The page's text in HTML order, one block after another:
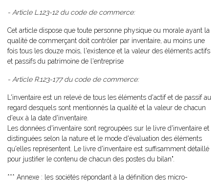
- Article L.123-12 du code de commerce:
Cet article dispose que toute personne physique ou morale ayant la
qualité de commerçant doit contrôler par inventaire, au moins une
fois tous les douze mois, l'existence et la valeur des éléments actifs
et passifs du patrimoine de l'entreprise
- Article R.123-177 du code de commerce:
L'inventaire est un relevé de tous les éléments d'actif et de passif au
regard desquels sont mentionnés la qualité et la valeur de chacun
d'eux à la date d'inventaire.
Les données d'inventaire sont regroupées sur le livre d'inventaire et
distinguées selon la nature et le mode d'évaluation des éléments
qu'elles représentent. Le livre d'inventaire est suffisamment détaillé
pour justifier le contenu de chacun des postes du bilan".
*** Annexe : les sociétés répondant à la définition des micro-